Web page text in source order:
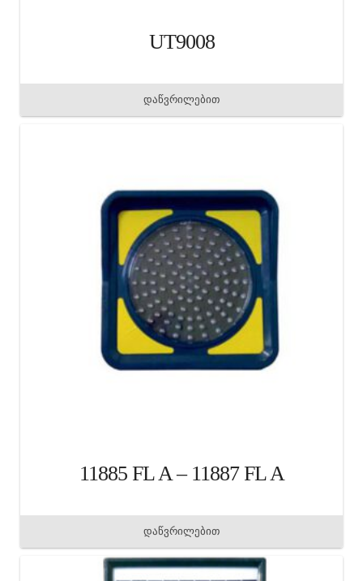
UT9008
დაწვრილებით
11885 FL A – 11887 FL A
დაწვრილებით